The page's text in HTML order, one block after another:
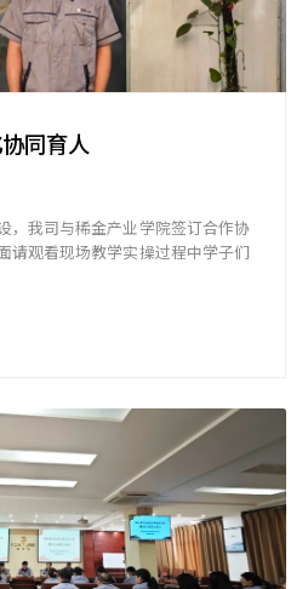
同育人
，我司与稀金产业学院签订合作协
请观看现场教学实操过程中学子们